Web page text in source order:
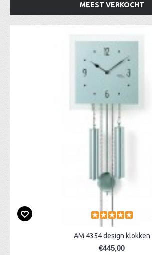
MEEST VERKOCHT
AM 4354 design klokken
€445,00